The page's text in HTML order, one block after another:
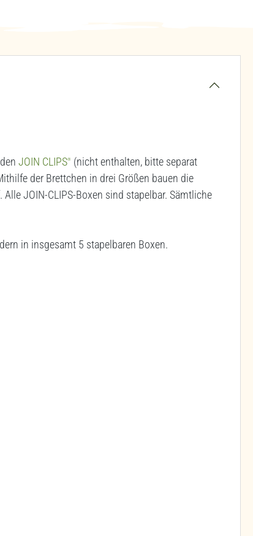
JOIN CLIPS®
(nicht enthalten, bitte separat
der Brettchen in drei Größen bauen die
JOIN-CLIPS-Boxen sind stapelbar. Sämtliche
in insgesamt 5 stapelbaren Boxen.